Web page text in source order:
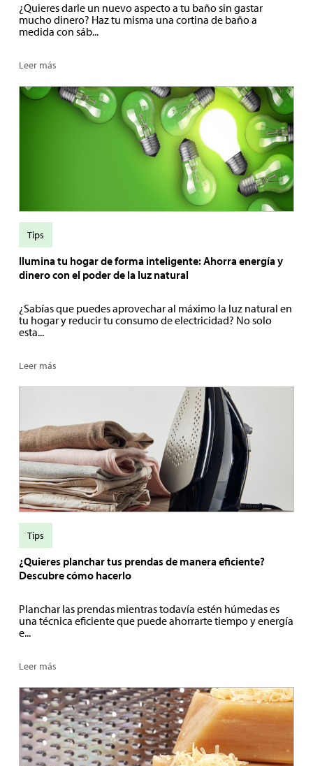
¿Quieres darle un nuevo aspecto a tu baño sin gastar
mucho dinero? Haz tu misma una cortina de baño a
medida con sáb...
Leer más
Ilumina tu hogar de forma inteligente: Ahorra energía y
dinero con el poder de la luz natural
¿Sabías que puedes aprovechar al máximo la luz natural en
tu hogar y reducir tu consumo de electricidad? No solo
esta...
Leer más
Tips
¿Quieres planchar tus prendas de manera eficiente?
Descubre cómo hacerlo
Planchar las prendas mientras todavía estén húmedas es
una técnica eficiente que puede ahorrarte tiempo y energía
e...
Leer más
Tips